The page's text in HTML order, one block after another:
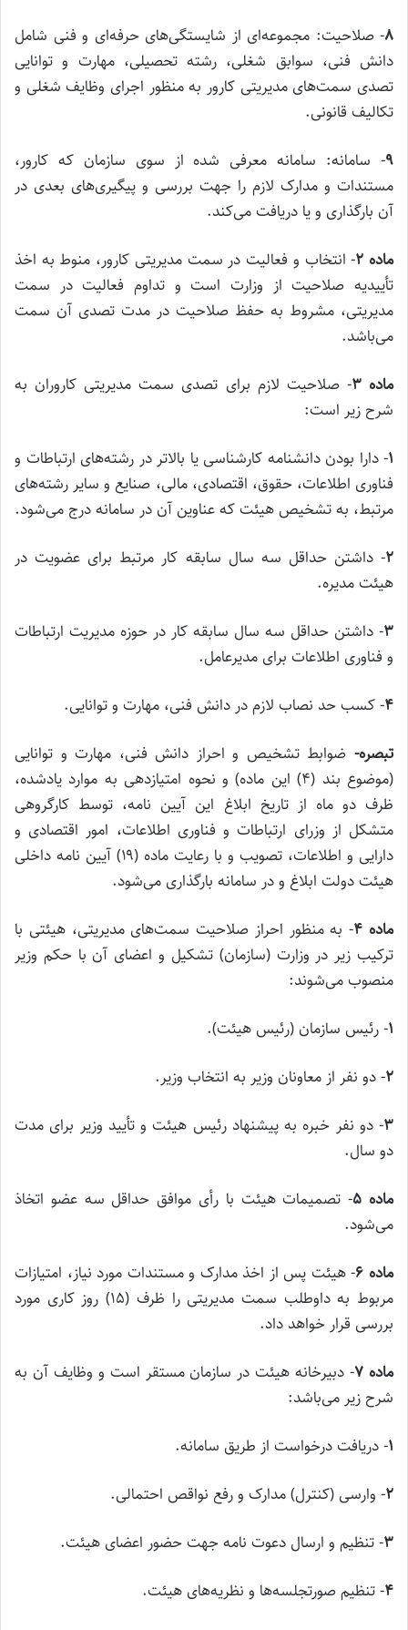
۸‌- صلاحیت: مجموعه‌ای از شایستگی‌های حرفه‌ای و فنی شامل
دانش فنی، سوابق شغلی، رشته تحصیلی، مهارت و توانایی
تصدی سمت‌های مدیریتی کارور به منظور اجرای وظایف شغلی و
تکالیف قانونی.
۹‌- سامانه: سامانه معرفی شده از سوی سازمان که کارور،
مستندات و مدارک لازم را جهت بررسی و پیگیری‌های بعدی در
آن بارگذاری و یا دریافت می‌کند.
ماده ۲‌- انتخاب و فعالیت در سمت مدیریتی کارور، منوط به اخذ
تأییدیه صلاحیت از وزارت است و تداوم فعالیت در سمت
مدیریتی، مشروط به حفظ صلاحیت در مدت تصدی آن سمت
می‌باشد.
ماده۳‌- صلاحیت لازم برای تصدی سمت مدیریتی کاروران به
شرح زیر است:
۱‌- دارا بودن دانشنامه کارشناسی یا بالاتر در رشته‌های ارتباطات و
فناوری اطلاعات، حقوق، اقتصادی، مالی، صنایع و سایر رشته‌های
مرتبط، به تشخیص هیئت که عناوین آن در سامانه درج می‌شود.
۲‌- داشتن حداقل سه سال سابقه کار مرتبط برای عضویت در
هیئت مدیره.
۳‌- داشتن حداقل سه سال سابقه کار در حوزه مدیریت ارتباطات
و فناوری اطلاعات برای مدیرعامل.
۴‌- کسب حد نصاب لازم در دانش فنی، مهارت و توانایی.
تبصره‌- ضوابط تشخیص و احراز دانش فنی، مهارت و توانایی
(موضوع بند (۴) این ماده) و نحوه امتیازدهی به موارد یادشده،
ظرف دو ماه از تاریخ ابلاغ این آیین نامه، توسط کارگروهی
متشکل از وزرای ارتباطات و فناوری اطلاعات، امور اقتصادی و
دارایی و اطلاعات، تصویب و با رعایت ماده (۱۹) آیین نامه داخلی
هیئت دولت ابلاغ و در سامانه بارگذاری می‌شود.
ماده ۴‌- به منظور احراز صلاحیت سمت‌های مدیریتی، هیئتی با
ترکیب زیر در وزارت (سازمان) تشکیل و اعضای آن با حکم وزیر
منصوب می‌شوند:
۱‌- رئیس سازمان (رئیس هیئت).
۲‌- دو نفر از معاونان وزیر به انتخاب وزیر.
۳‌- دو نفر خبره به پیشنهاد رئیس هیئت و تأیید وزیر برای مدت
دو سال.
ماده ۵‌- تصمیمات هیئت با رأی موافق حداقل سه عضو اتخاذ
می‌شود.
ماده ۶‌- هیئت پس از اخذ مدارک و مستندات مورد نیاز، امتیازات
مربوط به داوطلب سمت مدیریتی را ظرف (۱۵) روز کاری مورد
بررسی قرار خواهد داد.
ماده ۷‌- دبیرخانه هیئت در سازمان مستقر است و وظایف آن به
شرح زیر می‌باشد:
۱‌- دریافت درخواست از طریق سامانه.
۲‌- وارسی (کنترل) مدارک و رفع نواقص احتمالی.
۳‌- تنظیم و ارسال دعوت نامه جهت حضور اعضای هیئت.
۴‌- تنظیم صورتجلسه‌‌‌ها و نظریه‌های هیئت.